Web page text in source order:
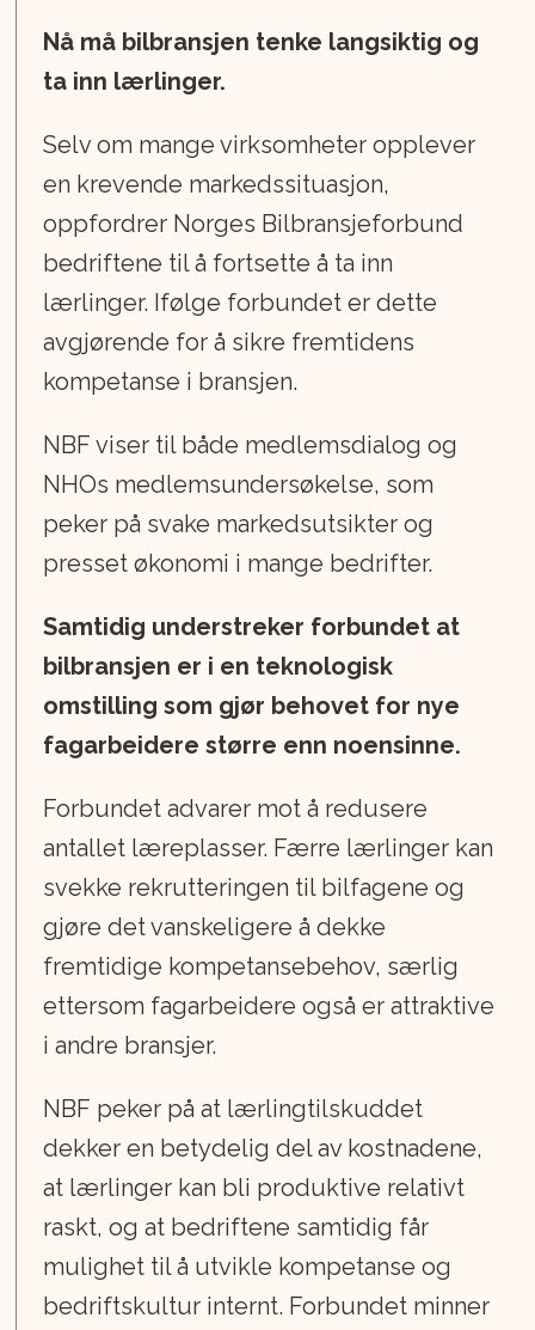
Nå må bilbransjen tenke langsiktig og
ta inn lærlinger.
Selv om mange virksomheter opplever
en krevende markedssituasjon,
oppfordrer Norges Bilbransjeforbund
bedriftene til å fortsette å ta inn
lærlinger. Ifølge forbundet er dette
avgjørende for å sikre fremtidens
kompetanse i bransjen.
NBF viser til både medlemsdialog og
NHOs medlemsundersøkelse, som
peker på svake markedsutsikter og
presset økonomi i mange bedrifter.
Samtidig understreker forbundet at
bilbransjen er i en teknologisk
omstilling som gjør behovet for nye
fagarbeidere større enn noensinne.
Forbundet advarer mot å redusere
antallet læreplasser. Færre lærlinger kan
svekke rekrutteringen til bilfagene og
gjøre det vanskeligere å dekke
fremtidige kompetansebehov, særlig
ettersom fagarbeidere også er attraktive
i andre bransjer.
NBF peker på at lærlingtilskuddet
dekker en betydelig del av kostnadene,
at lærlinger kan bli produktive relativt
raskt, og at bedriftene samtidig får
mulighet til å utvikle kompetanse og
bedriftskultur internt. Forbundet minner